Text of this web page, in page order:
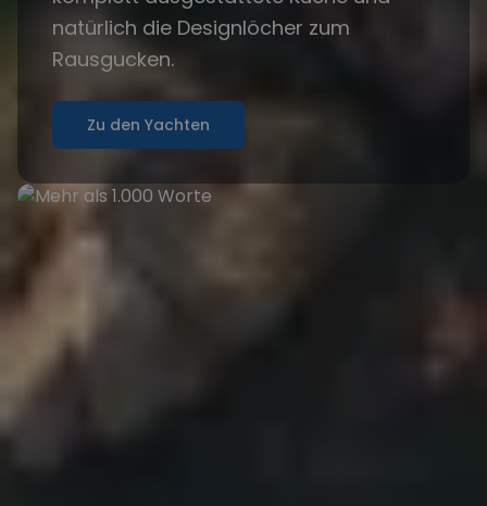
natürlich die Designlöcher zum
Rausgucken.
Zu den Yachten